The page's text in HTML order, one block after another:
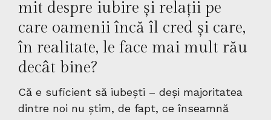
mit despre iubire și relații pe
care oamenii încă îl cred și care,
în realitate, le face mai mult rău
decât bine?
Că e suficient să iubești – deși majoritatea
dintre noi nu știm, de fapt, ce înseamnă